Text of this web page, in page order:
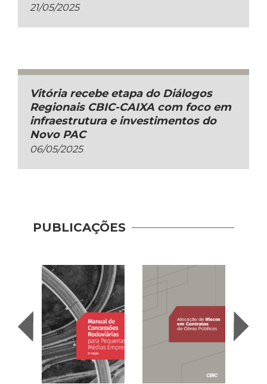
21/05/2025
Vitória recebe etapa do Diálogos
Regionais CBIC-CAIXA com foco em
infraestrutura e investimentos do
Novo PAC
06/05/2025
PUBLICAÇÕES